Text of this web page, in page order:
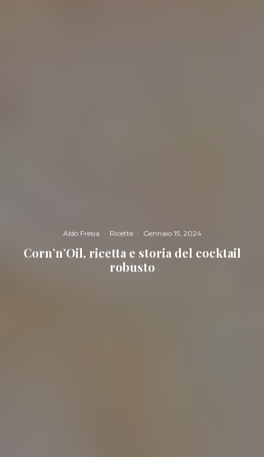
Aldo Fresia · Ricette · Gennaio 15, 2024
Corn’n’Oil, ricetta e storia del cocktail
robusto